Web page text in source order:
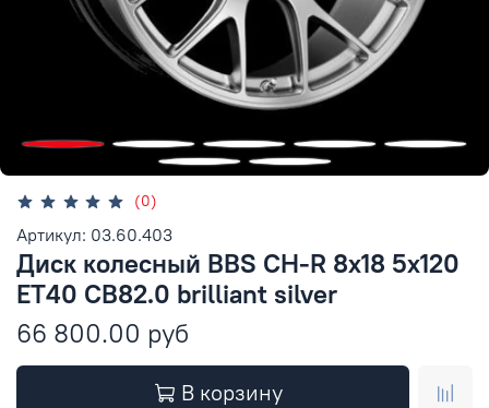
(0)
Артикул: 03.60.403
Диск колесный BBS CH-R 8x18 5x120
ET40 CB82.0 brilliant silver
66 800.00 руб
В корзину